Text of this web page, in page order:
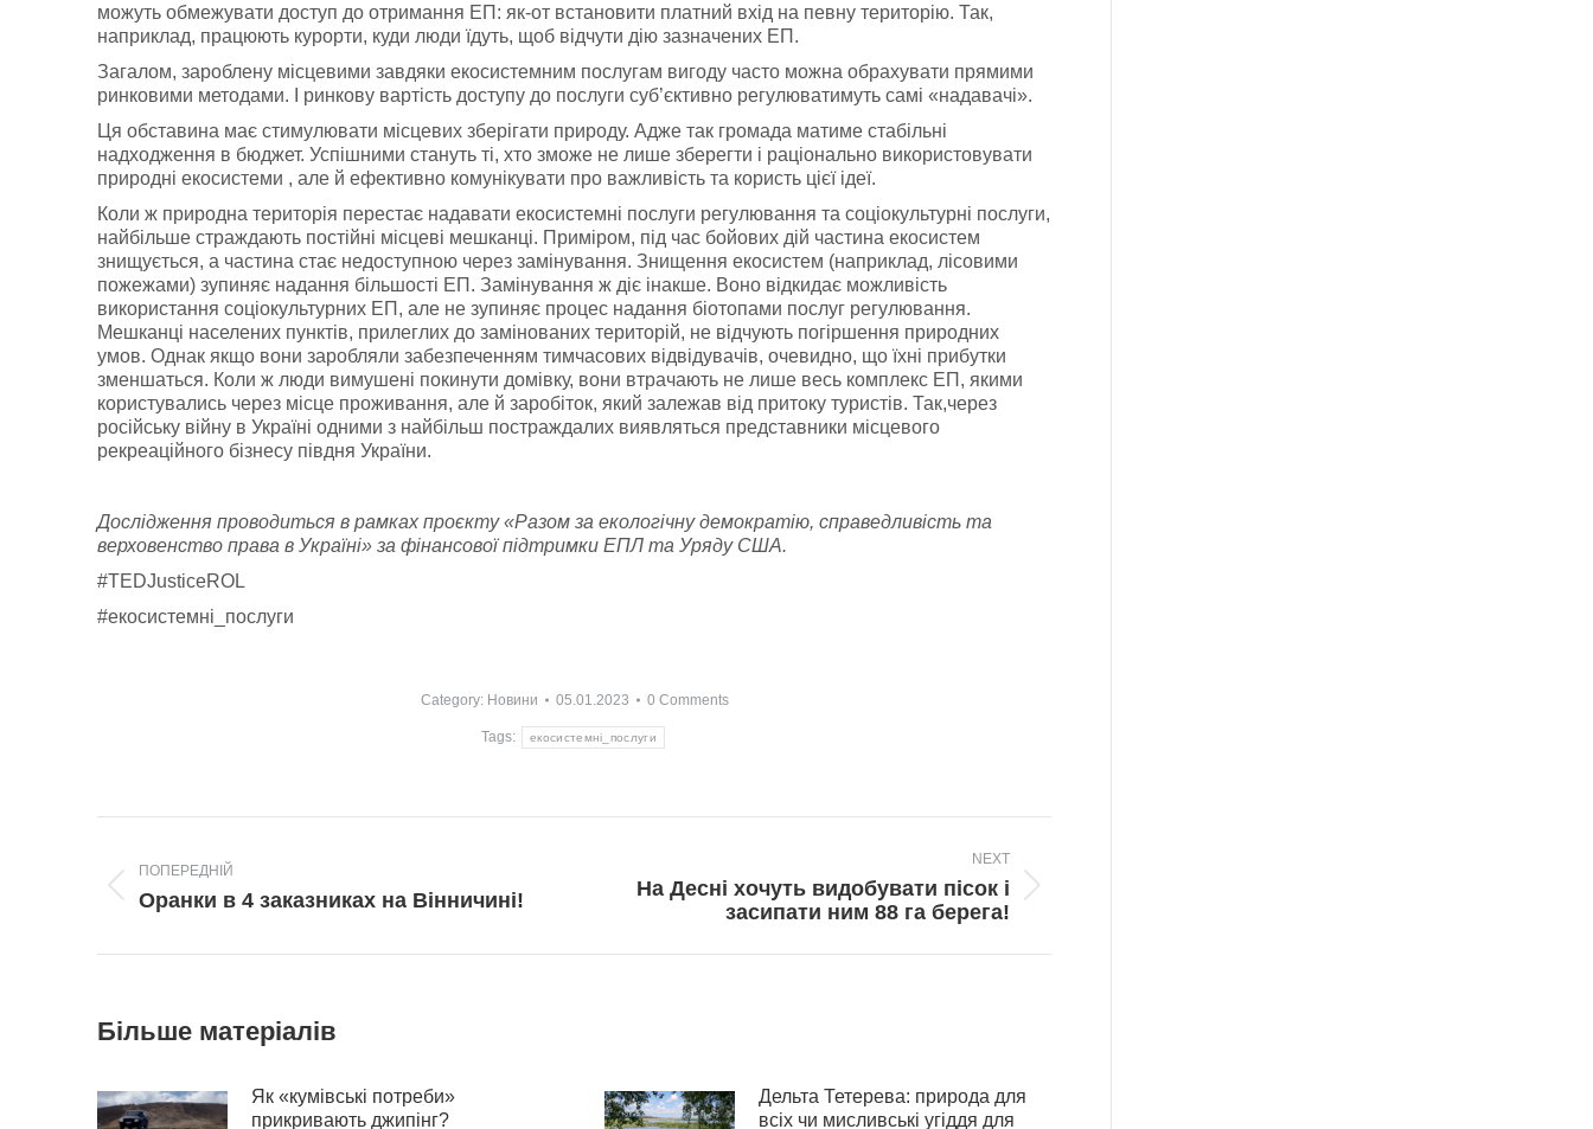
можуть обмежувати доступ до отримання ЕП: як-от встановити платний вхід на певну територію. Так,
наприклад, працюють курорти, куди люди їдуть, щоб відчути дію зазначених ЕП.
Загалом, зароблену місцевими завдяки екосистемним послугам вигоду часто можна обрахувати прямими
ринковими методами. І ринкову вартість доступу до послуги суб’єктивно регулюватимуть самі «надавачі».
Ця обставина має стимулювати місцевих зберігати природу. Адже так громада матиме стабільні
надходження в бюджет. Успішними стануть ті, хто зможе не лише зберегти і раціонально використовувати
природні екосистеми , але й ефективно комунікувати про важливість та користь цієї ідеї.
Коли ж природна територія перестає надавати екосистемні послуги регулювання та соціокультурні послуги,
найбільше страждають постійні місцеві мешканці. Приміром, під час бойових дій частина екосистем
знищується, а частина стає недоступною через замінування. Знищення екосистем (наприклад, лісовими
пожежами) зупиняє надання більшості ЕП. Замінування ж діє інакше. Воно відкидає можливість
використання соціокультурних ЕП, але не зупиняє процес надання біотопами послуг регулювання.
Мешканці населених пунктів, прилеглих до замінованих територій, не відчують погіршення природних
умов. Однак якщо вони заробляли забезпеченням тимчасових відвідувачів, очевидно, що їхні прибутки
зменшаться. Коли ж люди вимушені покинути домівку, вони втрачають не лише весь комплекс ЕП, якими
користувались через місце проживання, але й заробіток, який залежав від притоку туристів. Так,через
російську війну в Україні одними з найбільш постраждалих виявляться представники місцевого
рекреаційного бізнесу півдня України.
Дослідження проводиться в рамках проєкту «Разом за екологічну демократію, справедливість та
верховенство права в Україні» за фінансової підтримки ЕПЛ та Уряду США.
#TEDJusticeROL
#екосистемні_послуги
Category: Новини 05.01.2023 0 Comments
Tags: екосистемні_послуги
navigation
ПОПЕРЕДНІЙ
Попередній
Оранки в 4 заказниках на Вінничині!
NEXT
NextНа Десні хочуть видобувати пісок і
засипати ним 88 га берега!
Більше матеріалів
Як «кумівські потреби»
прикривають джипінг?
Дельта Тетерева: природа для
всіх чи мисливські угіддя для